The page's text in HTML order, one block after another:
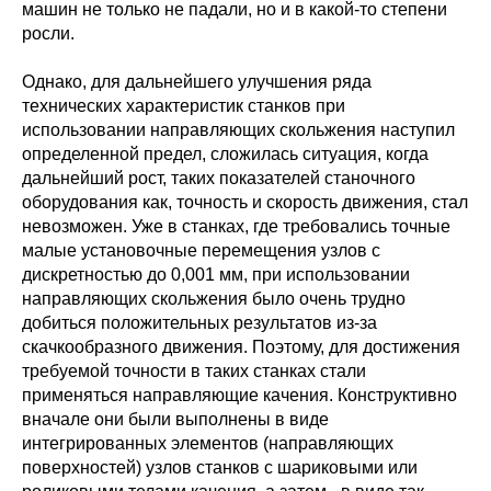
машин не только не падали, но и в какой-то степени
росли.
Однако, для дальнейшего улучшения ряда
технических характеристик станков при
использовании направляющих скольжения наступил
определенной предел, сложилась ситуация, когда
дальнейший рост, таких показателей станочного
оборудования как, точность и скорость движения, стал
невозможен. Уже в станках, где требовались точные
малые установочные перемещения узлов с
дискретностью до 0,001 мм, при использовании
направляющих скольжения было очень трудно
добиться положительных результатов из-за
скачкообразного движения. Поэтому, для достижения
требуемой точности в таких станках стали
применяться направляющие качения. Конструктивно
вначале они были выполнены в виде
интегрированных элементов (направляющих
поверхностей) узлов станков с шариковыми или